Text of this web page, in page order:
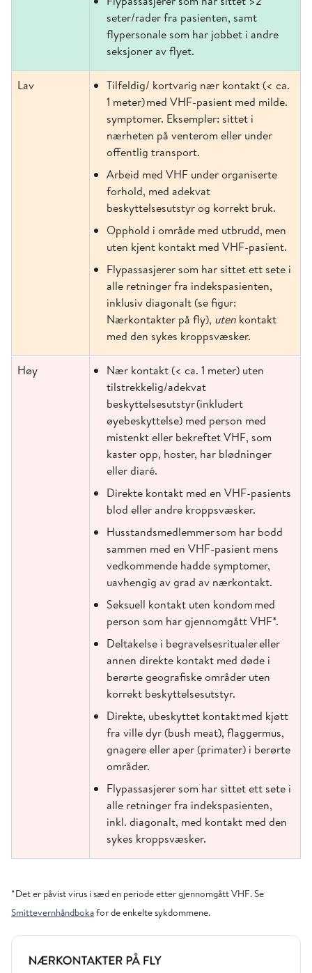
seter/rader fra pasienten, samt
flypersonale som har jobbet i andre
seksjoner av flyet.
Lav
Tilfeldig/ kortvarig nær kontakt (< ca.
1 meter) med VHF-pasient med milde.
symptomer. Eksempler: sittet i
nærheten på venterom eller under
offentlig transport.
Arbeid med VHF under organiserte
forhold, med adekvat
beskyttelsesutstyr og korrekt bruk.
Opphold i område med utbrudd, men
uten kjent kontakt med VHF-pasient.
Flypassasjerer som har sittet ett sete i
alle retninger fra indekspasienten,
inklusiv diagonalt (se figur:
Nærkontakter på fly), uten kontakt
med den sykes kroppsvæsker.
Høy
Nær kontakt (< ca. 1 meter) uten
tilstrekkelig/adekvat
beskyttelsesutstyr (inkludert
øyebeskyttelse) med person med
mistenkt eller bekreftet VHF, som
kaster opp, hoster, har blødninger
eller diaré.
Direkte kontakt med en VHF-pasients
blod eller andre kroppsvæsker.
Husstandsmedlemmer som har bodd
sammen med en VHF-pasient mens
vedkommende hadde symptomer,
uavhengig av grad av nærkontakt.
Seksuell kontakt uten kondom med
person som har gjennomgått VHF*.
Deltakelse i begravelsesritualer eller
annen direkte kontakt med døde i
berørte geografiske områder uten
korrekt beskyttelsesutstyr.
Direkte, ubeskyttet kontakt med kjøtt
fra ville dyr (bush meat), flaggermus,
gnagere eller aper (primater) i berørte
områder.
Flypassasjerer som har sittet ett sete i
alle retninger fra indekspasienten,
inkl. diagonalt, med kontakt med den
sykes kroppsvæsker.
*Det er påvist virus i sæd en periode etter gjennomgått VHF. Se
Smittevernhåndbokafor de enkelte sykdommene.